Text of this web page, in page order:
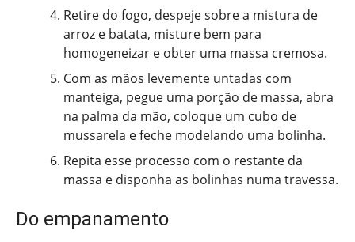
Retire do fogo, despeje sobre a mistura de
arroz e batata, misture bem para
homogeneizar e obter uma massa cremosa.
Com as mãos levemente untadas com
manteiga, pegue uma porção de massa, abra
na palma da mão, coloque um cubo de
mussarela e feche modelando uma bolinha.
Repita esse processo com o restante da
massa e disponha as bolinhas numa travessa.
Do empanamento